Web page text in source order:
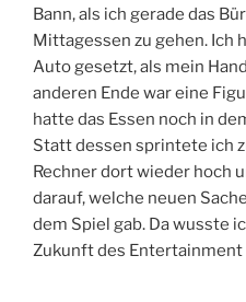
Bann, als ich gerade das
Mittagessen zu gehen. Ich
Auto gesetzt, als mein
anderen Ende war eine
hatte das Essen noch in
Statt dessen sprintete ich
Rechner dort wieder hoch
darauf, welche neuen
dem Spiel gab. Da wusste
Zukunft des Entertainment